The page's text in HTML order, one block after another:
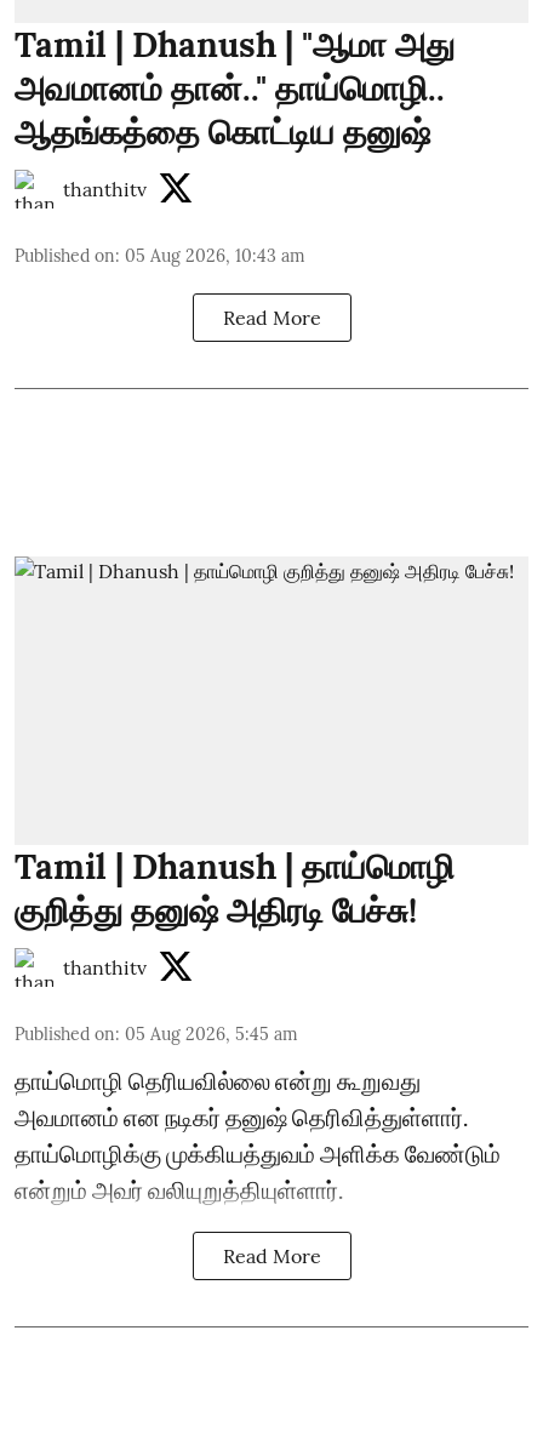
Tamil | Dhanush | "ஆமா அது
அவமானம் தான்.." தாய்மொழி..
ஆதங்கத்தை கொட்டிய தனுஷ்
thanthitv
Published on: 05 Aug 2026, 10:43 am
Read More
Tamil | Dhanush | தாய்மொழி
குறித்து தனுஷ் அதிரடி பேச்சு!
thanthitv
Published on: 05 Aug 2026, 5:45 am
தாய்மொழி தெரியவில்லை என்று கூறுவது
அவமானம் என நடிகர் தனுஷ் தெரிவித்துள்ளார்.
தாய்மொழிக்கு முக்கியத்துவம் அளிக்க வேண்டும்
என்றும் அவர் வலியுறுத்தியுள்ளார்.
Read More